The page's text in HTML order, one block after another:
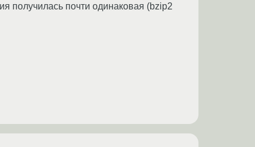
получилась почти одинаковая (bzip2